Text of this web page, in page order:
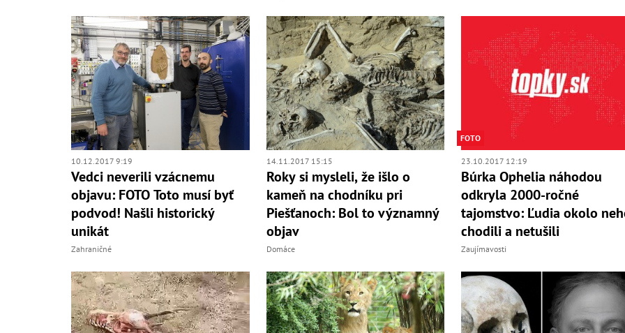
10.12.2017 9:19
Vedci neverili vzácnemu
objavu: FOTO Toto musí byť
podvod! Našli historický
unikát
Zahraničné
14.11.2017 15:15
Roky si mysleli, že išlo o
kameň na chodníku pri
Piešťanoch: Bol to významný
objav
Domáce
FOTO
23.10.2017 12:19
Búrka Ophelia náhodou
odkryla 2000-ročné
tajomstvo: Ľudia okolo
chodili a netušili
Zaujímavosti